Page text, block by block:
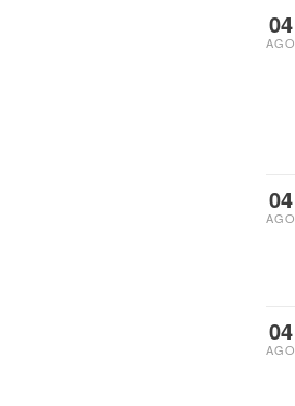
04
AGO
04
AGO
04
AGO